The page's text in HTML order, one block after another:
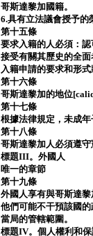
哥斯達黎加國籍。
6.具有立法議會授予的
第十五條
要求入籍的人必須：
接受有關其歷史的全
入籍申請的要求和形式
第十六條
哥斯達黎加的地位
第十七條
根據法律規定，未成年
第十八條
哥斯達黎加人必須遵
標題III。外國人
唯一的章節
第十九條
外國人享有與哥斯達
他們可能不干預該國
當局的管轄範圍。
標題IV。個人權利和